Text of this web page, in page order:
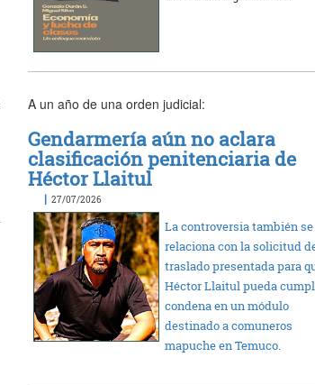
A un año de una orden judicial:
Gendarmería aún no aclara
clasificación penitenciaria de
Héctor Llaitul
| 27/07/2026
La controversia también se
relaciona con la solicitud
traslado presentada para
Héctor Llaitul pueda
condena en un módulo
destinado a comuneros
mapuche en Temuco.